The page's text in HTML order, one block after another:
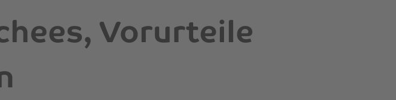
Vorurteile